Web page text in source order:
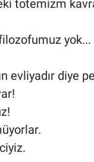
totemizm
yok...
evliyadır diye